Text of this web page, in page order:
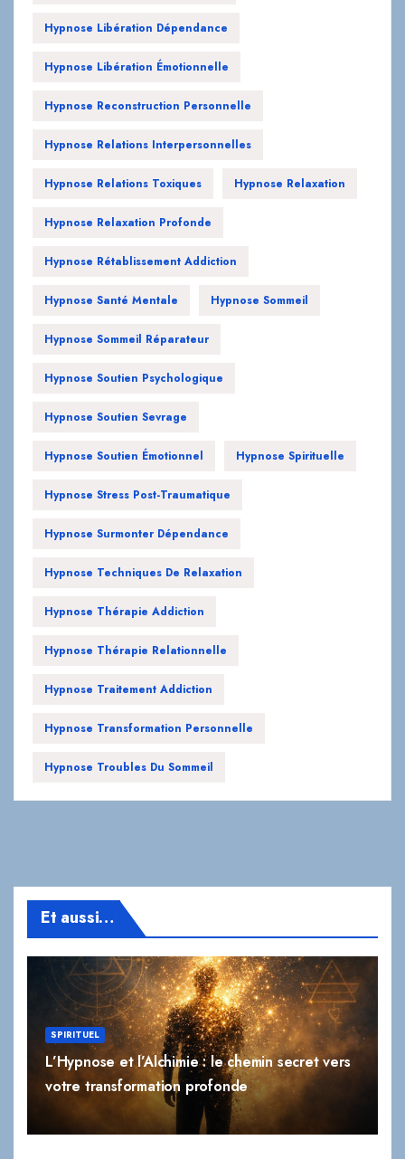
Hypnose Libération Dépendance
Hypnose Libération Émotionnelle
Hypnose Reconstruction Personnelle
Hypnose Relations Interpersonnelles
Hypnose Relations Toxiques Hypnose Relaxation
Hypnose Relaxation Profonde
Hypnose Rétablissement Addiction
Hypnose Santé Mentale Hypnose Sommeil
Hypnose Sommeil Réparateur
Hypnose Soutien Psychologique
Hypnose Soutien Sevrage
Hypnose Soutien Émotionnel Hypnose Spirituelle
Hypnose Stress Post-Traumatique
Hypnose Surmonter Dépendance
Hypnose Techniques De Relaxation
Hypnose Thérapie Addiction
Hypnose Thérapie Relationnelle
Hypnose Traitement Addiction
Hypnose Transformation Personnelle
Hypnose Troubles Du Sommeil
Et aussi…
SPIRITUEL
L’Hypnose et l’Alchimie : le chemin secret vers
votre transformation profonde